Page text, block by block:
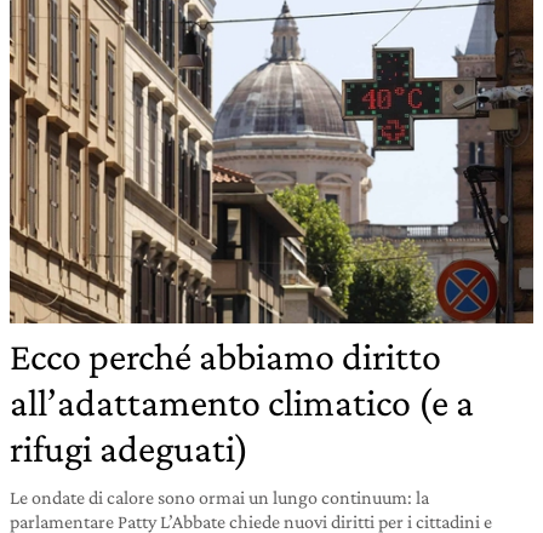
Ecco perché abbiamo diritto
all’adattamento climatico (e a
rifugi adeguati)
Le ondate di calore sono ormai un lungo continuum: la
parlamentare Patty L’Abbate chiede nuovi diritti per i cittadini e